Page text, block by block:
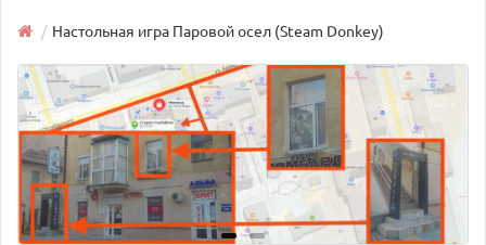
Настольная игра Паровой осел (Steam Donkey)